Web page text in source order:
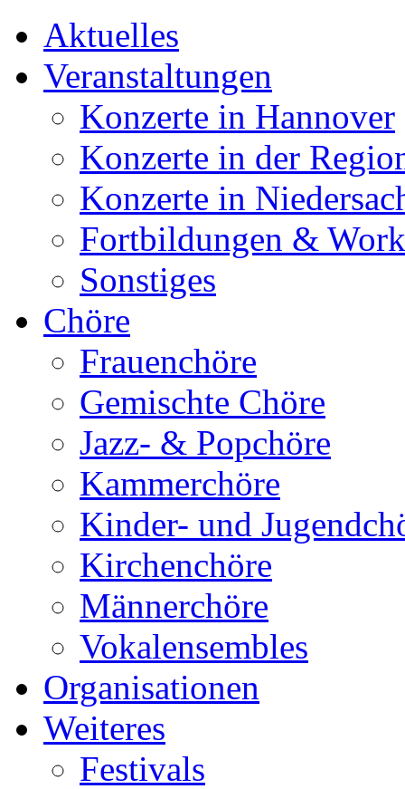
Aktuelles
Veranstaltungen
Konzerte in Hannover
Konzerte in der
Konzerte in
Fortbildungen &
Sonstiges
Chöre
Frauenchöre
Gemischte Chöre
Jazz- & Popchöre
Kammerchöre
Kinder- und
Kirchenchöre
Männerchöre
Vokalensembles
Organisationen
Weiteres
Festivals